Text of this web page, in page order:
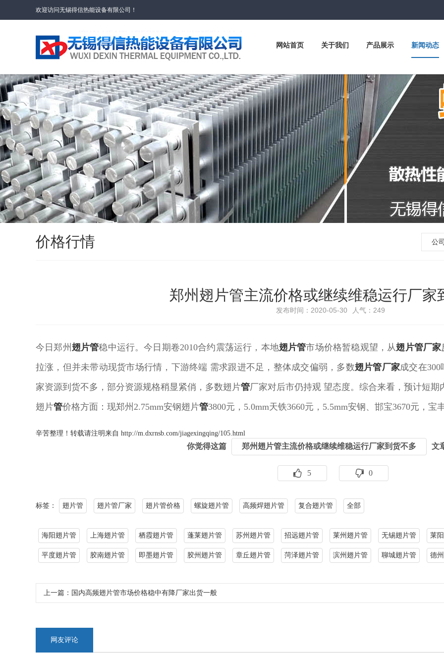
欢迎访问无锡得信热能设备有限公司！
网站首页 关于我们 产品展示 新闻动态
价格行情 公
郑州翅片管主流价格或继续维稳运行厂家
发布时间：2020-05-30 人气： 249
今日郑州 翅片管稳中运行。今日期卷2010合约震荡运行，本地翅片管市场价格暂稳观望，从翅片管厂家
拉涨，但并未带动现货市场行情，下游终端 需求跟进不足，整体成交偏弱，多数翅片管厂家成交在
家资源到货不多，部分资源规格稍显紧俏，多数翅片管厂家对后市仍持观 望态度。综合来看，预计短期
翅片管价格方面：现郑州2.75mm安钢翅片管3800元，5.0mm天铁3660元，5.5mm安钢、邯宝3670元，宝
辛苦整理！转载请注明来自 http://m.dxrnsb.com/jiagexingqing/105.html
你觉得这篇 郑州翅片管主流价格或继续维稳运行厂家到货不多 文
5 0
标签： 翅片管 翅片管厂家 翅片管价格 螺旋翅片管 高频焊翅片管 复合翅片管 全部
海阳翅片管 上海翅片管 栖霞翅片管 蓬莱翅片管 苏州翅片管 招远翅片管 莱州翅片管 无锡翅片管 莱
平度翅片管 胶南翅片管 即墨翅片管 胶州翅片管 章丘翅片管 菏泽翅片管 滨州翅片管 聊城翅片管 德
上一篇： 国内高频翅片管市场价格稳中有降厂家出货一般
网友评论